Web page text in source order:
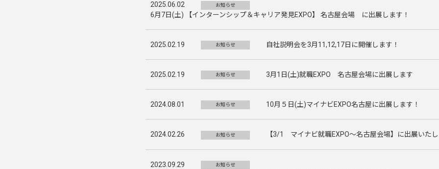
2025.06.02 お知らせ
6月7日(土) 【インターンシップ＆キャリア発見EXPO】 名古屋会場 に出展します！
2025.02.19 お知らせ 自社説明会を3月11,12,17日に開催します！
2025.02.19 お知らせ 3月1日(土)就職EXPO 名古屋会場に出展します
2024.08.01 お知らせ 10月５日(土)マイナビEXPO名古屋に出展します！
2024.02.26 お知らせ 【3/1 マイナビ就職EXPO～名古屋会場】に出展いた
2023.09.29 お知らせ